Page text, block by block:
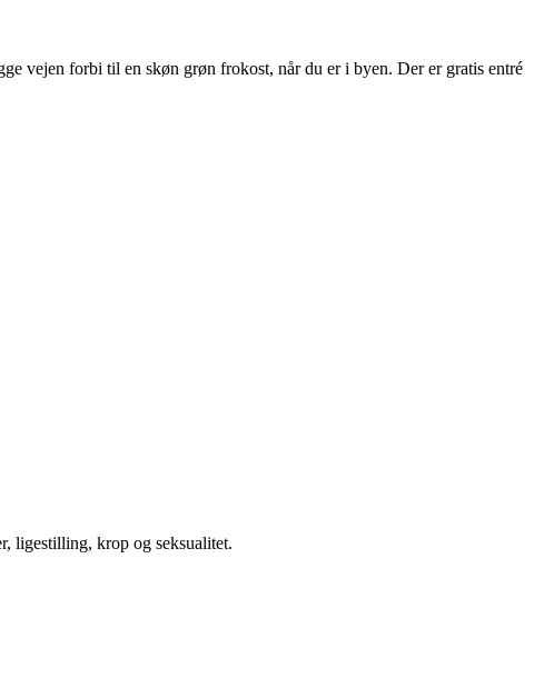
vejen forbi til en skøn grøn frokost, når du er i byen. Der er gratis entré
ligestilling, krop og seksualitet.